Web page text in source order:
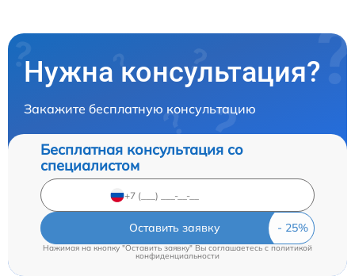
Нужна консультация?
Закажите бесплатную консультацию
Бесплатная консультация со
специалистом
Оставить заявку
Нажимая на кнопку "Оставить заявку" Вы соглашаетесь cполитикой
конфиденциальности